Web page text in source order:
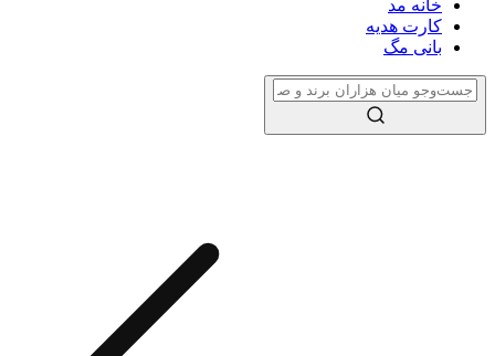
خانه مد
کارت هدیه
بانی مگ